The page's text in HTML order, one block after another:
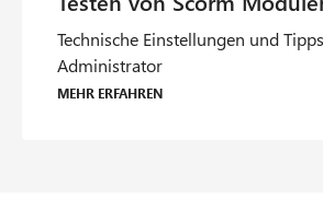
Technische Einstellungen und
Administrator
Mehr erfahren